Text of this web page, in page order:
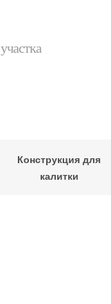
Конструкция для
калитки